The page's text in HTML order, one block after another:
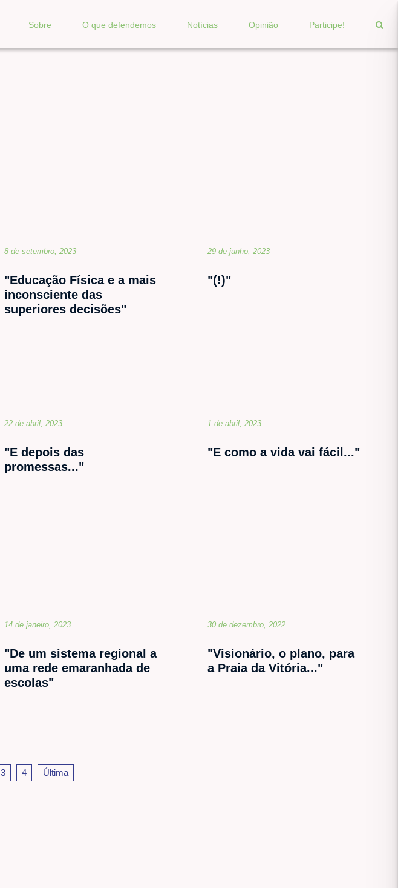
Sobre O que defendemos Notícias Opinião Participe!
8 de setembro, 2023
"Educação Física e a mais
inconsciente das
superiores decisões"
29 de junho, 2023
"(!)"
22 de abril, 2023
"E depois das
promessas..."
1 de abril, 2023
"E como a vida vai fácil..."
14 de janeiro, 2023
"De um sistema regional a
uma rede emaranhada de
escolas"
30 de dezembro, 2022
"Visionário, o plano, para
a Praia da Vitória..."
3 4 Última